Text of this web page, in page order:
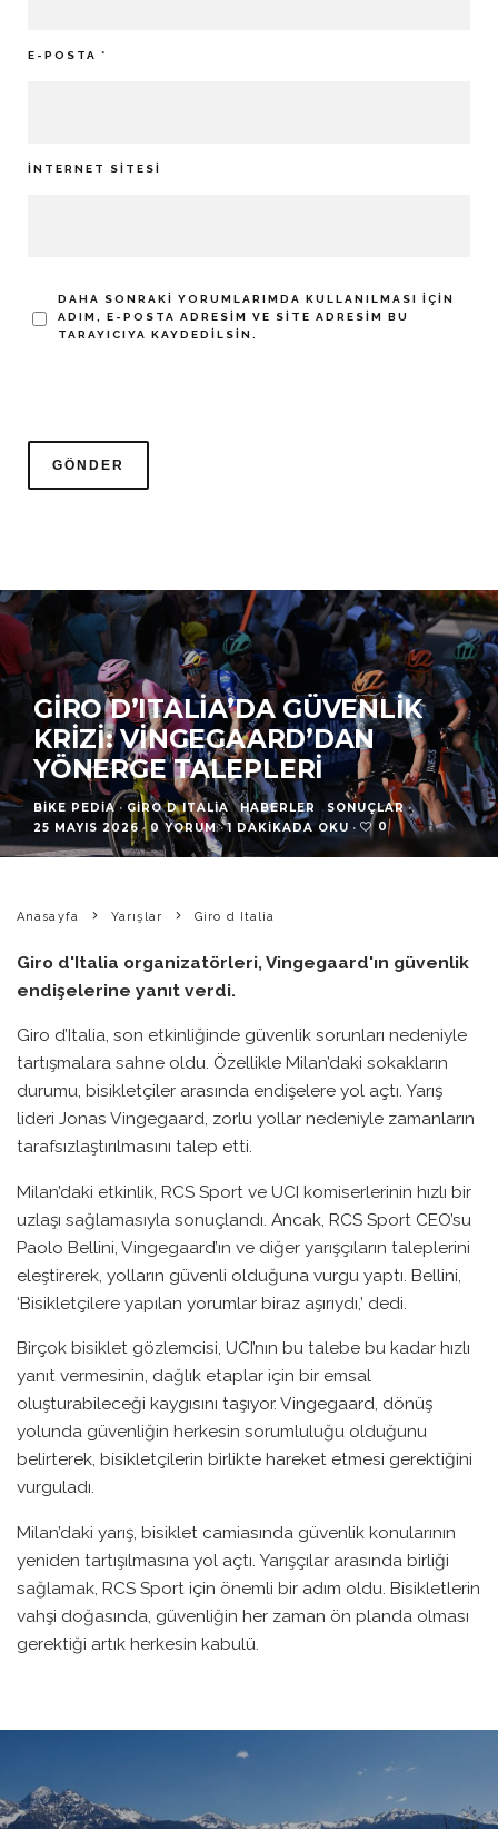
E-POSTA *
İNTERNET SITESI
DAHA SONRAKI YORUMLARIMDA KULLANILMASI IÇIN
ADIM, E-POSTA ADRESIM VE SITE ADRESIM BU
TARAYICIYA KAYDEDILSIN.
GIRO D’ITALIA’DA GÜVENLIK
KRIZI: VINGEGAARD’DAN
YÖNERGE TALEPLERI
BIKE PEDIA · GIRO D ITALIA HABERLER SONUÇLAR ·
25 MAYIS 2026 · 0 YORUM · 1 DAKIKADA OKU · 0
Anasayfa Yarışlar Giro d Italia
Giro d'Italia organizatörleri, Vingegaard'ın güvenlik
endişelerine yanıt verdi.
Giro d’Italia, son etkinliğinde güvenlik sorunları nedeniyle
tartışmalara sahne oldu. Özellikle Milan’daki sokakların
durumu, bisikletçiler arasında endişelere yol açtı. Yarış
lideri Jonas Vingegaard, zorlu yollar nedeniyle zamanların
tarafsızlaştırılmasını talep etti.
Milan’daki etkinlik, RCS Sport ve UCI komiserlerinin hızlı bir
uzlaşı sağlamasıyla sonuçlandı. Ancak, RCS Sport CEO’su
Paolo Bellini, Vingegaard’ın ve diğer yarışçıların taleplerini
eleştirerek, yolların güvenli olduğuna vurgu yaptı. Bellini,
‘Bisikletçilere yapılan yorumlar biraz aşırıydı,’ dedi.
Birçok bisiklet gözlemcisi, UCI’nın bu talebe bu kadar hızlı
yanıt vermesinin, dağlık etaplar için bir emsal
oluşturabileceği kaygısını taşıyor. Vingegaard, dönüş
yolunda güvenliğin herkesin sorumluluğu olduğunu
belirterek, bisikletçilerin birlikte hareket etmesi gerektiğini
vurguladı.
Milan’daki yarış, bisiklet camiasında güvenlik konularının
yeniden tartışılmasına yol açtı. Yarışçılar arasında birliği
sağlamak, RCS Sport için önemli bir adım oldu. Bisikletlerin
vahşi doğasında, güvenliğin her zaman ön planda olması
gerektiği artık herkesin kabulü.